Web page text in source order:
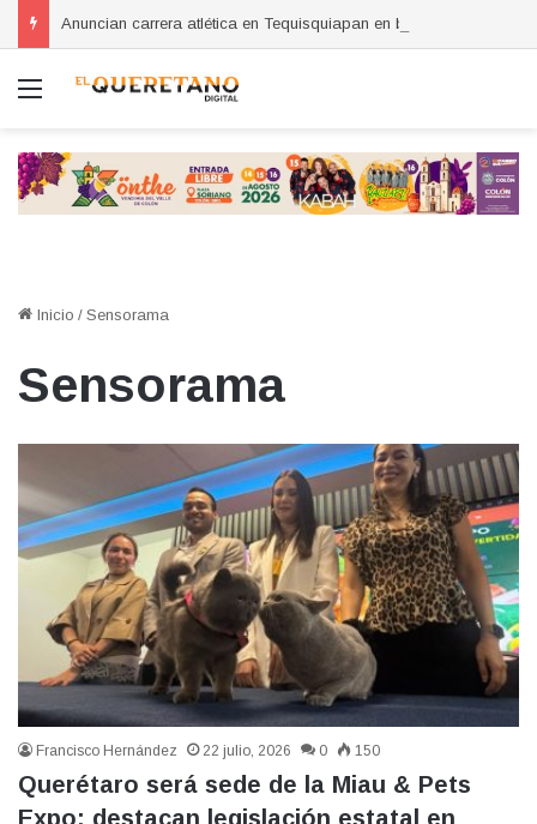
Menú
Inicio / Sensorama
Sensorama
Francisco Hernández 22 julio, 2026 0 150
Querétaro será sede de la Miau & Pets
Expo; destacan legislación estatal en